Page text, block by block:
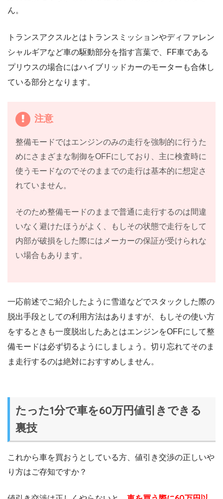
ん。
トランスアクスルとはトランスミッションやディファレン
シャルギアなど車の駆動部分を指す言葉で、FF車である
プリウスの場合にはハイブリッドカーのモーターも合体し
ている部分となります。
注意
整備モードではエンジンのみの走行を強制的に行うた
めにさまざまな制御をOFFにしており、主に検査時に
使うモードなのでそのままでの走行は基本的に想定さ
れていません。
そのため整備モードのままで普通に走行するのは間違
いなく避けたほうがよく、もしその状態で走行をして
内部が破損をした際にはメーカーの保証が受けられな
い場合もあります。
一応前述でご紹介したように雪道などでスタックした際の
脱出手段としての利用方法はありますが、もしその使い方
をするときも一度脱出したあとはエンジンをOFFにして整
備モードは必ず切るようにしましょう。切り忘れてそのま
ま走行するのは絶対におすすめしません。
たった1分で車を60万円値引きできる
裏技
これから車を買おうとしている方、値引き交渉の正しいや
り方はご存知ですか？